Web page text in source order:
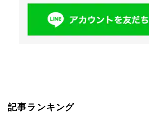
記事ランキング